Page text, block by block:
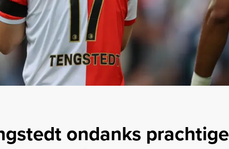
ondanks prachtige